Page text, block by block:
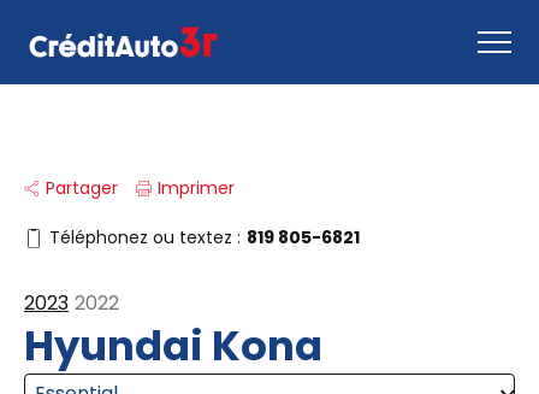
Comment ça marche
Nous joindre
EN
Téléphonez ou textez : 819 805-6821
Partager Imprimer
2023 2022
Hyundai Kona